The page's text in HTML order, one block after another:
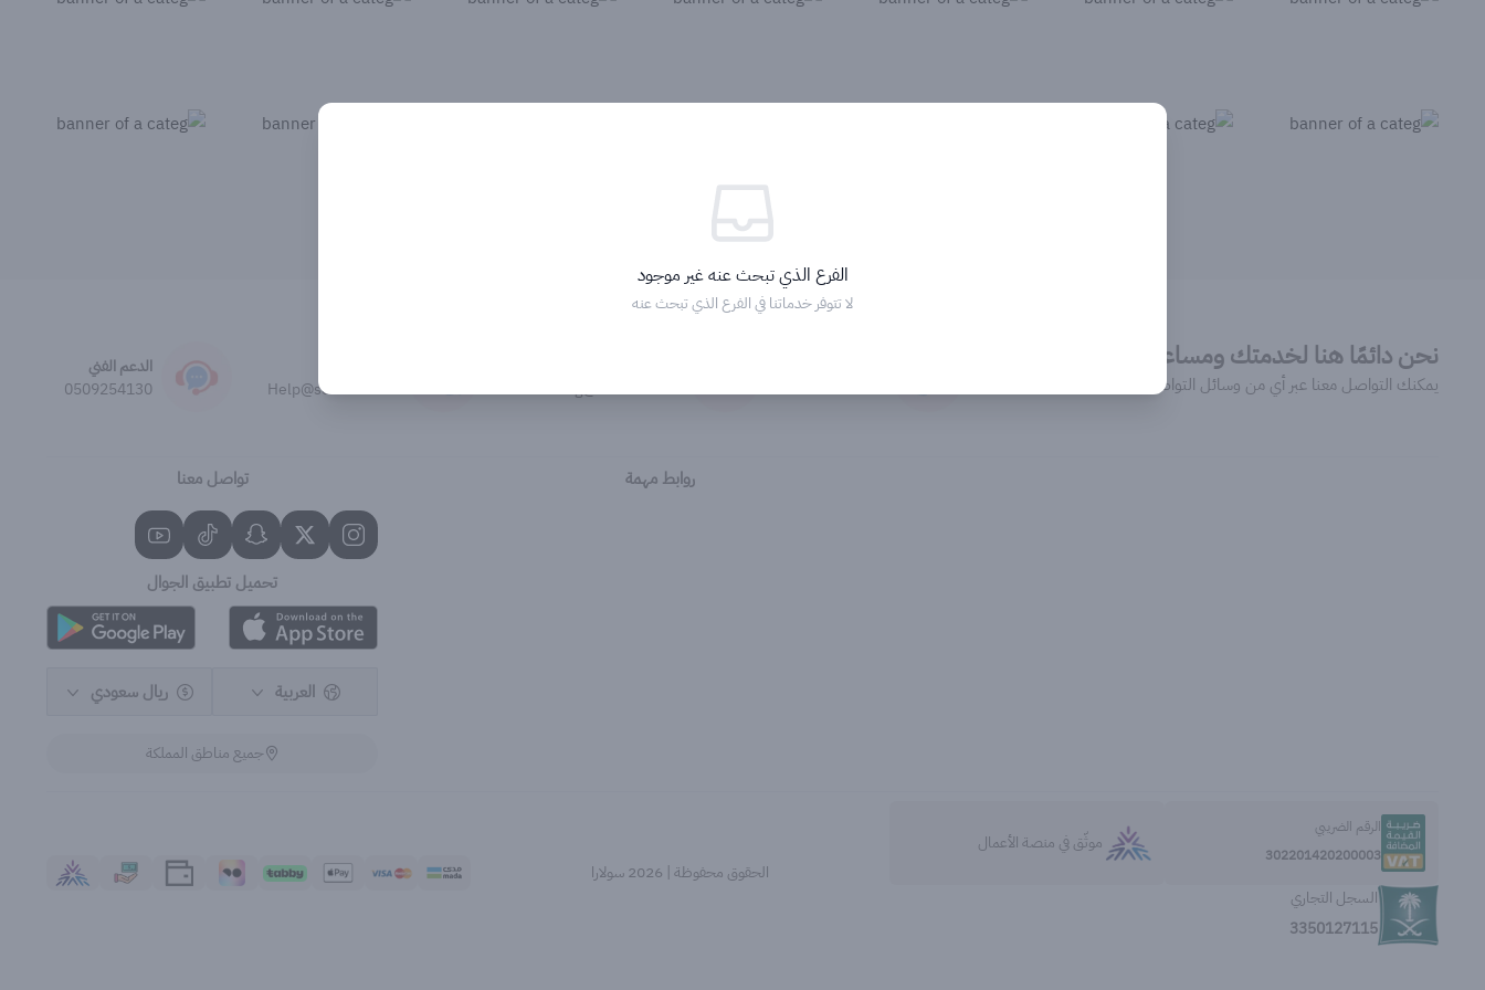
نحن دائمًا هنا لخدمتك ومساعدتك
يمكنك التواصل معنا عبر أي من وسائل التواصل التالية:
0509254130
Marketing@solarasa.net
Help@solarasa.net
الدعم الفني
0509254130
روابط مهمة تواصل معنا
تحميل تطبيق الجوال
العربية ريال سعودي
جميع مناطق المملكة
الرقم الضريبي
302201420200003
موثّق في منصة الأعمال
السجل التجاري
3350127115
الحقوق محفوظة | 2026 سولارا
الفرع الذي تبحث عنه غير موجود
لا تتوفر خدماتنا في الفرع الذي تبحث عنه